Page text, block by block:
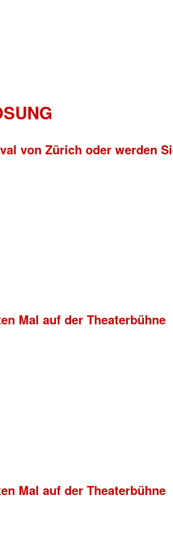
von Zürich oder werden
Mal auf der Theaterbühne
Mal auf der Theaterbühne